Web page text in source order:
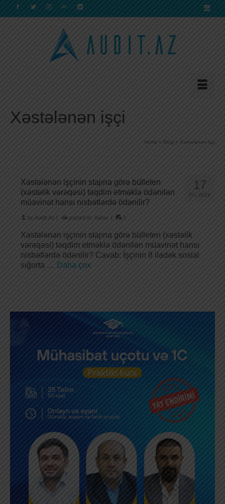
Xəstələnən işçi
Home » Blog » Xəstələnən işçi
17
İYL 2024
Xəstələnən işçinin stajına görə bülleten
(xəstəlik vərəqəsi) təqdim etməklə ödənilən
müavinət hansı nisbətlərdə ödənilir?
by Audit.Az | posted in: Xəbər | 0
Xəstələnən işçinin stajına görə bülleten (xəstəlik
vərəqəsi) təqdim etməklə ödənilən müavinət hansı
nisbətlərdə ödənilir? Cavab: İşçinin 8 ilədək sosial
sığorta … Daha çox